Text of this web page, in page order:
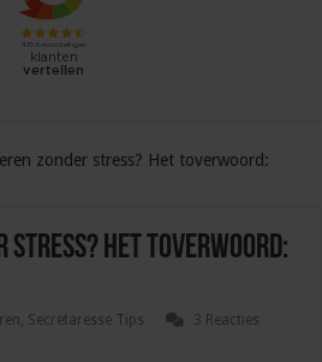
zonder stress? Het toverwoord:
stress? Het toverwoord:
, Secretaresse Tips
3 Reacties